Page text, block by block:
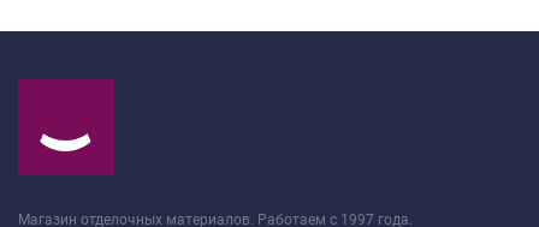
Магазин отделочных материалов. Работаем с 1997 года.